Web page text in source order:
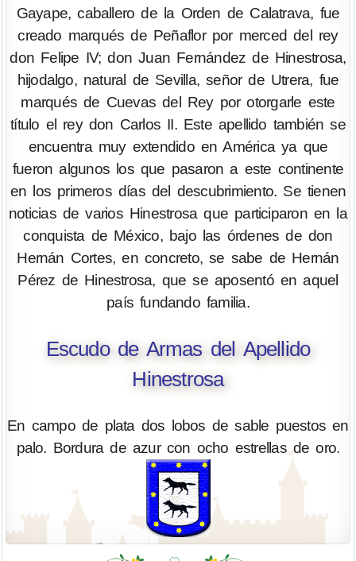
Gayape, caballero de la Orden de Calatrava, fue
creado marqués de Peñaflor por merced del rey
don Felipe IV; don Juan Fernández de Hinestrosa,
hijodalgo, natural de Sevilla, señor de Utrera, fue
marqués de Cuevas del Rey por otorgarle este
título el rey don Carlos II. Este apellido también se
encuentra muy extendido en América ya que
fueron algunos los que pasaron a este continente
en los primeros días del descubrimiento. Se tienen
noticias de varios Hinestrosa que participaron en la
conquista de México, bajo las órdenes de don
Hernán Cortes, en concreto, se sabe de Hernán
Pérez de Hinestrosa, que se aposentó en aquel
país fundando familia.
Escudo de Armas del Apellido
Hinestrosa
En campo de plata dos lobos de sable puestos en
palo. Bordura de azur con ocho estrellas de oro.